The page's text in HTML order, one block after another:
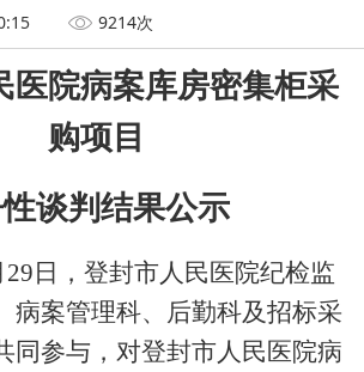
9214次
医院病案库房密集柜采
购项目
谈判结果公示
29 日， 登封市人民医院纪检监
病案管理科、后勤科及招标采
同参与，对登封市人民医院病